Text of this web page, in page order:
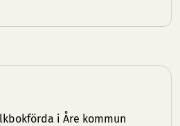
i Åre kommun